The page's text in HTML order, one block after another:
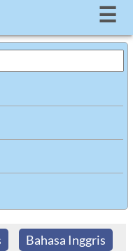
☰
Bahasa Inggris